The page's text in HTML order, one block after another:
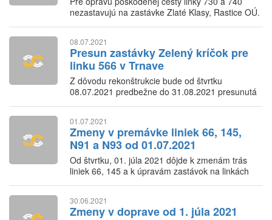
nezastavujú na zastávke Zlaté Klasy, Rastice OÚ.
08.07.2021
Presun zastávky Zelený kríčok pre
linku 566 v Trnave
Z dôvodu rekonštrukcie bude od štvrtku
08.07.2021 predbežne do 31.08.2021 presunutá
01.07.2021
Zmeny v premávke liniek 66, 145,
N91 a N93 od 01.07.2021
Od štvrtku, 01. júla 2021 dôjde k zmenám trás
liniek 66, 145 a k úpravám zastávok na linkách
30.06.2021
Zmeny v doprave od 1. júla 2021